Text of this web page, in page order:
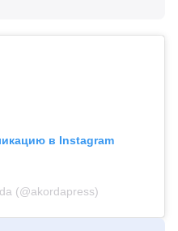
в Instagram
(@akordapress)